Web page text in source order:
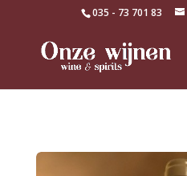
035 - 73 701 83